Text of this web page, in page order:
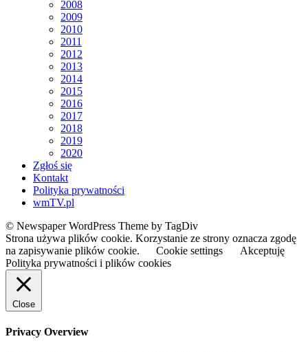
2008
2009
2010
2011
2012
2013
2014
2015
2016
2017
2018
2019
2020
Zgłoś się
Kontakt
Polityka prywatności
wmTV.pl
© Newspaper WordPress Theme by TagDiv
Strona używa plików cookie. Korzystanie ze strony oznacza zgodę
na zapisywanie plików cookie.
Cookie settings
Akceptuję
Polityka prywatności i plików cookies
Close
Privacy Overview